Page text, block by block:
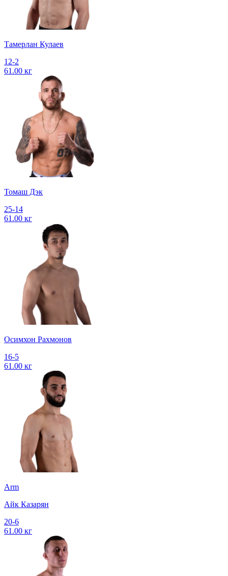
Тамерлан Кулаев
12-2
61.00 кг
Томаш Дэк
25-14
61.00 кг
Осимхон Рахмонов
16-5
61.00 кг
Arm
Айк Казарян
20-6
61.00 кг